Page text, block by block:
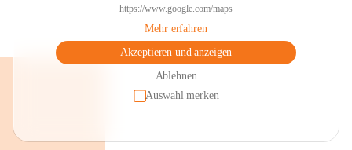
https://www.google.com/maps
Mehr erfahren
Akzeptieren und anzeigen
Ablehnen
Auswahl merken